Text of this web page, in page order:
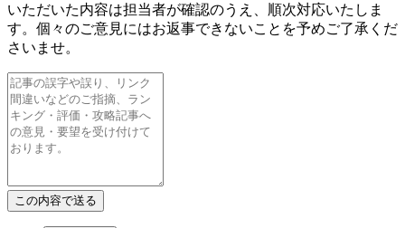
いただいた内容は担当者が確認のうえ、順次対応いたしま
す。個々のご意見にはお返事できないことを予めご了承くだ
さいませ。